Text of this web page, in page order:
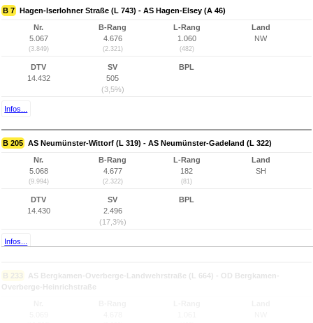
B 7 Hagen-Iserlohner Straße (L 743) - AS Hagen-Elsey (A 46)
Nr.
5.067
(3.849)
B-Rang
4.676
(2.321)
L-Rang
1.060
(482)
Land
NW
DTV
14.432
SV
505
(3,5%)
BPL
Infos...
B 205 AS Neumünster-Wittorf (L 319) - AS Neumünster-Gadeland (L 322)
Nr.
5.068
(9.994)
B-Rang
4.677
(2.322)
L-Rang
182
(81)
Land
SH
DTV
14.430
SV
2.496
(17,3%)
BPL
Infos...
B 233
AS Bergkamen-Overberge-Landwehrstraße (L 664) - OD Bergkamen-
Overberge-Heinrichstraße